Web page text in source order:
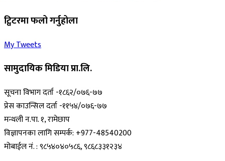
ट्विटरमा फलो गर्नुहोला
My Tweets
सामुदायिक मिडिया प्रा.लि.
सूचना विभाग दर्ता -१८६२/०७६-७७
प्रेस काउन्सिल दर्ता -११५४/०७६-७७
मन्थली न.पा. १, रामेछाप
विज्ञापनका लागि सम्पर्क: +977-48540200
मोबाईल नं. : ९८५४०४०५८६, ९८६८३३१२३४